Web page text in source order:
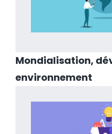
Mondialisation,
environnement